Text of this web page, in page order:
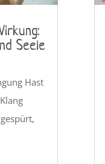
Seele
Hast